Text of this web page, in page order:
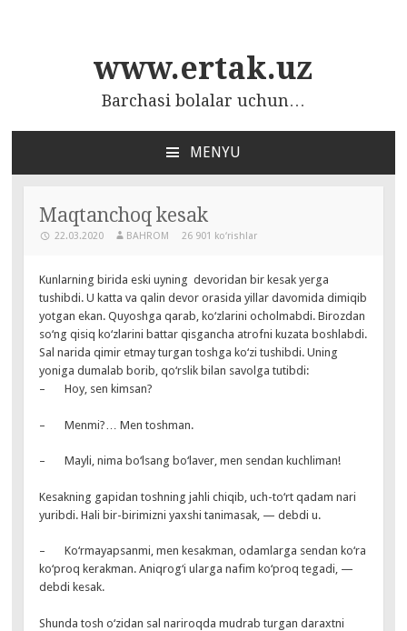
www.ertak.uz
Barchasi bolalar uchun…
MENYU
СОДЕРЖАНИЮ
Maqtanchoq kesak
22.03.2020 BAHROM 26 901 ko‘rishlar
Kunlarning birida eski uyning devoridan bir kesak yerga
tushibdi. U katta va qalin devor orasida yillar davomida dimiqib
yotgan ekan. Quyoshga qarab, ko‘zlarini ocholmabdi. Birozdan
so‘ng qisiq ko‘zlarini battar qisgancha atrofni kuzata boshlabdi.
Sal narida qimir etmay turgan toshga ko‘zi tushibdi. Uning
yoniga dumalab borib, qo‘rslik bilan savolga tutibdi:
– Hoy, sen kimsan?
– Menmi?… Men toshman.
– Mayli, nima bo‘lsang bo‘laver, men sendan kuchliman!
Kesakning gapidan toshning jahli chiqib, uch-to‘rt qadam nari
yuribdi. Hali bir-birimizni yaxshi tanimasak, — debdi u.
– Ko‘rmayapsanmi, men kesakman, odamlarga sendan ko‘ra
ko‘proq kerakman. Aniqrog‘i ularga nafim ko‘proq tegadi, —
debdi kesak.
Shunda tosh o‘zidan sal nariroqda mudrab turgan daraxtni